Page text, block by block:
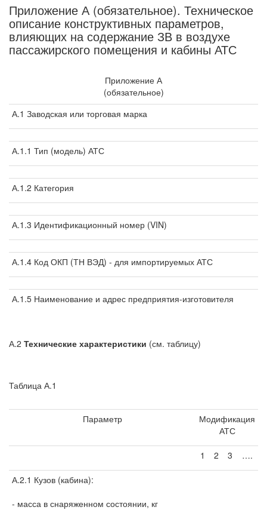
Приложение А (обязательное). Техническое
описание конструктивных параметров,
влияющих на содержание ЗВ в воздухе
пассажирского помещения и кабины АТС
Приложение А
(обязательное)
А.1 Заводская или торговая марка
А.1.1 Тип (модель) АТС
А.1.2 Категория
А.1.3 Идентификационный номер (VIN)
А.1.4 Код ОКП (ТН ВЭД) - для импортируемых АТС
А.1.5 Наименование и адрес предприятия-изготовителя
А.2 Технические характеристики (см. таблицу)
Таблица А.1
Параметр
Модификация
АТС
1 2 3 ….
А.2.1 Кузов (кабина):
- масса в снаряженном состоянии, кг